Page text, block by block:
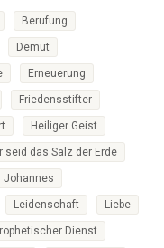
Berufung
Demut
Erneuerung
Friedensstifter
Heiliger Geist
seid das Salz der Erde
Johannes
Leidenschaft Liebe
Dienst